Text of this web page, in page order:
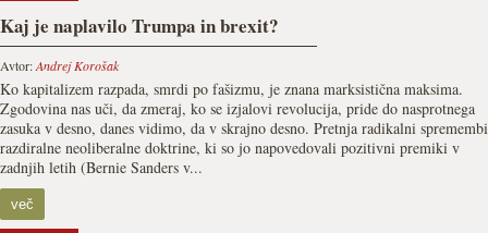
Kaj je naplavilo Trumpa in brexit?
Avtor:Andrej Korošak
Ko kapitalizem razpada, smrdi po fašizmu, je znana marksistična maksima.
Zgodovina nas uči, da zmeraj, ko se izjalovi revolucija, pride do nasprotnega
zasuka v desno, danes vidimo, da v skrajno desno. Pretnja radikalni spremembi
razdiralne neoliberalne doktrine, ki so jo napovedovali pozitivni premiki v
zadnjih letih (Bernie Sanders v...
več